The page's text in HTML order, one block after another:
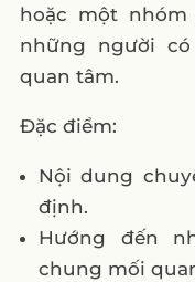
hoặc một
những người
quan tâm.
Đặc điểm:
Nội dung
định.
Hướng đến
chung mối